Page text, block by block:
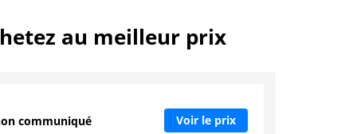
au meilleur prix
communiqué Voir le prix